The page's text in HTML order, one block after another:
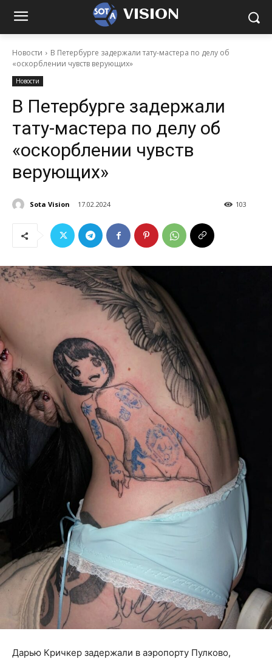
VISION
Новости
В Петербурге задержали тату-мастера по делу об
«оскорблении чувств верующих»
Новости
В Петербурге задержали
тату-мастера по делу об
«оскорблении чувств
верующих»
Sota Vision 17.02.2024 103
Дарью Кричкер задержали в аэропорту Пулково,